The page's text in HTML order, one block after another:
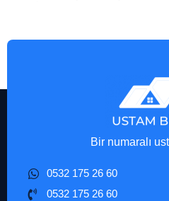
Bir numaralı
0532 175 26 60
0532 175 26 60